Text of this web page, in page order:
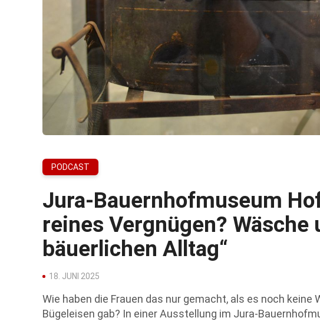
PODCAST
Jura-Bauernhofmuseum
reines Vergnügen? Wäsche
bäuerlichen Alltag“
18. JUNI 2025
Wie haben die Frauen das nur gemacht, als es noch
Bügeleisen gab? In einer Ausstellung im Jura-